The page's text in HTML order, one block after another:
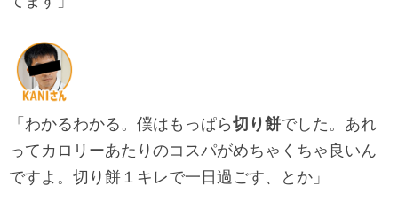
「わかるわかる。僕はもっぱら切り餅でした。あれ
ってカロリーあたりのコスパがめちゃくちゃ良いん
ですよ。切り餅１キレで一日過ごす、とか」